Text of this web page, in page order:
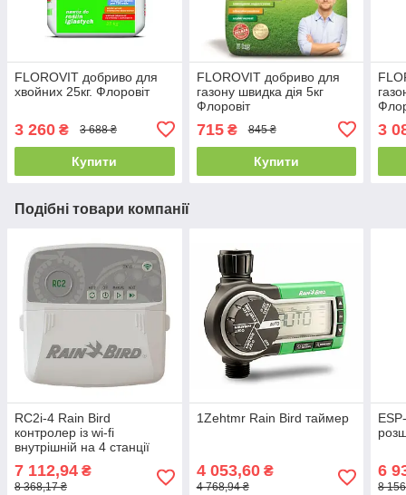
FLOROVIT добриво для
хвойних 25кг. Флоровіт
3 260 ₴ 3 688 ₴
Купити
FLOROVIT добриво для
газону швидка дія 5кг
Флоровіт
715₴ 845 ₴
Купити
3
Подібні товари компанії
RC2i-4 Rain Bird
контролер із wi-fi
внутрішній на 4 станції
7 112,94 ₴
8 368,17 ₴
1Zehtmr Rain Bird таймер
4 053,60₴
4 768,94 ₴
6
8